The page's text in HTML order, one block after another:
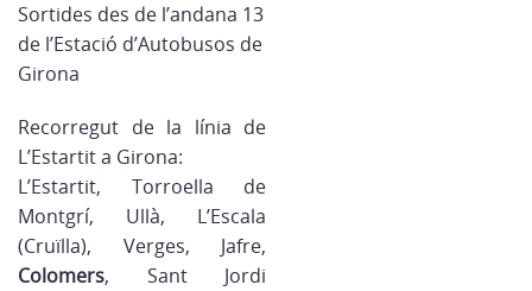
Sortides des de l’andana 13
de l’Estació d’Autobusos de
Girona
Recorregut de la línia de
L’Estartit a Girona:
L’Estartit, Torroella de
Montgrí, Ullà, L’Escala
(Cruïlla), Verges, Jafre,
Colomers, Sant Jordi